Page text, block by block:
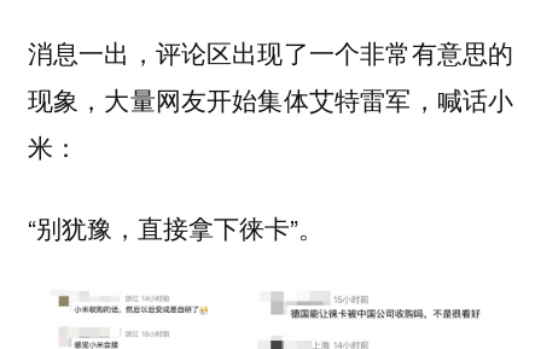
消息一出，评论区出现了一个非常有意思的
现象，大量网友开始集体艾特雷军，喊话小
米：
“别犹豫，直接拿下徕卡”。